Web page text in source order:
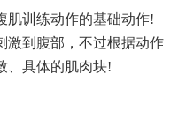
肌训练动作的基础动作!
激到腹部，不过根据动作
、具体的肌肉块!